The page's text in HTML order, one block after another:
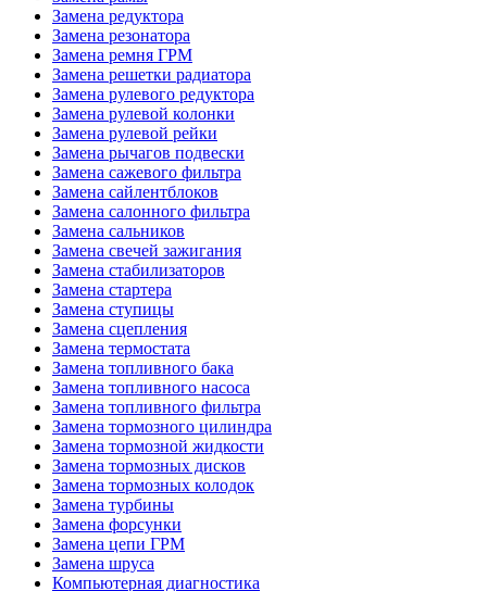
Замена редуктора
Замена резонатора
Замена ремня ГРМ
Замена решетки радиатора
Замена рулевого редуктора
Замена рулевой колонки
Замена рулевой рейки
Замена рычагов подвески
Замена сажевого фильтра
Замена сайлентблоков
Замена салонного фильтра
Замена сальников
Замена свечей зажигания
Замена стабилизаторов
Замена стартера
Замена ступицы
Замена сцепления
Замена термостата
Замена топливного бака
Замена топливного насоса
Замена топливного фильтра
Замена тормозного цилиндра
Замена тормозной жидкости
Замена тормозных дисков
Замена тормозных колодок
Замена турбины
Замена форсунки
Замена цепи ГРМ
Замена шруса
Компьютерная диагностика